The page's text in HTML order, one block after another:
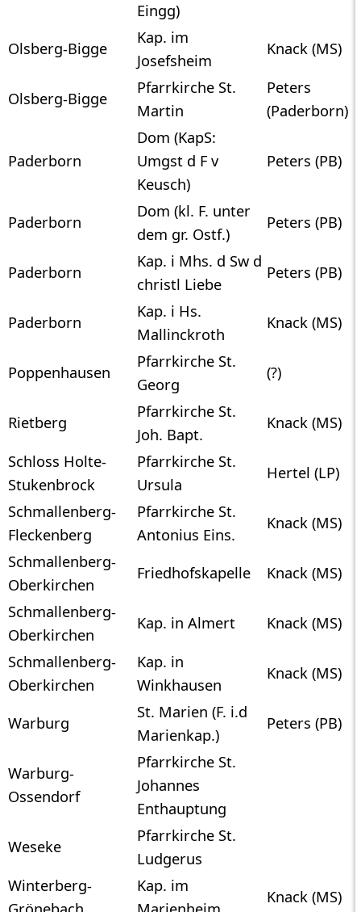
Eingg)
Olsberg-Bigge
Kap. im
Josefsheim
Knack (MS)
Olsberg-Bigge
Pfarrkirche St.
Martin
Peters
(Paderborn)
Paderborn
Dom (KapS:
Umgst d F v
Keusch)
Peters (PB)
Paderborn
Dom (kl. F. unter
dem gr. Ostf.)
Peters (PB)
Paderborn
Kap. i Mhs. d Sw d
christl Liebe
Peters (PB)
Paderborn
Kap. i Hs.
Mallinckroth
Knack (MS)
Poppenhausen
Pfarrkirche St.
Georg
(?)
Rietberg
Pfarrkirche St.
Joh. Bapt.
Knack (MS)
Schloss Holte-
Stukenbrock
Pfarrkirche St.
Ursula
Hertel (LP)
Schmallenberg-
Fleckenberg
Pfarrkirche St.
Antonius Eins.
Knack (MS)
Schmallenberg-
Oberkirchen
Friedhofskapelle
Knack (MS)
Schmallenberg-
Oberkirchen
Kap. in Almert
Knack (MS)
Schmallenberg-
Oberkirchen
Kap. in
Winkhausen
Knack (MS)
Warburg
St. Marien (F. i.d
Marienkap.)
Peters (PB)
Warburg-
Ossendorf
Pfarrkirche St.
Johannes
Enthauptung
Weseke
Pfarrkirche St.
Ludgerus
Winterberg-
Kap. im
Knack (MS)